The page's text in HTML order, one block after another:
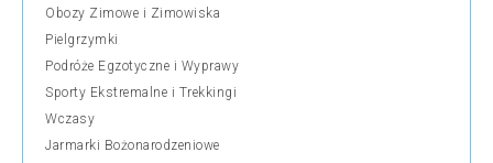
Obozy Zimowe i Zimowiska
Pielgrzymki
Podróże Egzotyczne i Wyprawy
Sporty Ekstremalne i Trekkingi
Wczasy
Jarmarki Bożonarodzeniowe